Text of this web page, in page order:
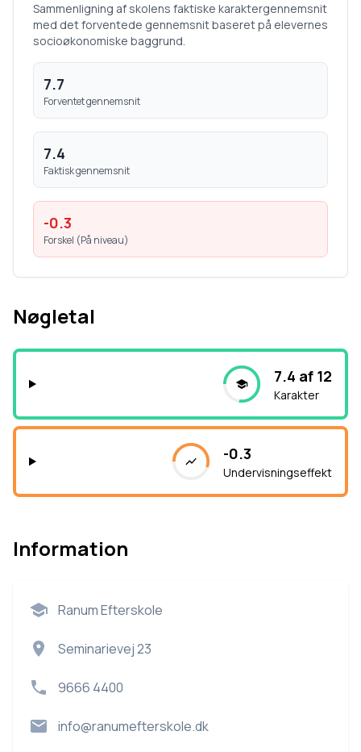
Sammenligning af skolens faktiske karaktergennemsnit
med det forventede gennemsnit baseret på elevernes
socioøkonomiske baggrund.
7.7
Forventet gennemsnit
7.4
Faktisk gennemsnit
-0.3
Forskel (På niveau)
Nøgletal
7.4 af 12
Karakter
-0.3
Undervisningseffekt
Information
Ranum Efterskole
Seminarievej 23
9666 4400
info@ranumefterskole.dk